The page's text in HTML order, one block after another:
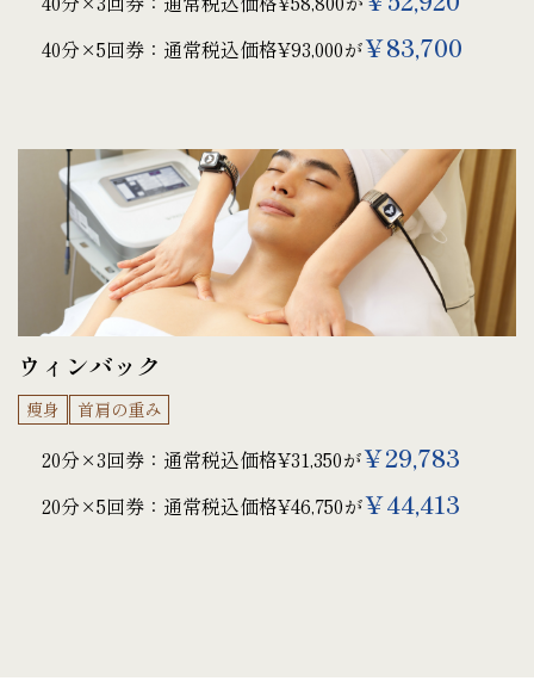
40分×5回券：通常税込価格¥93,000が￥83,700
ウィンバック
痩身 首肩の重み
20分×3回券：通常税込価格¥31,350が￥29,783
20分×5回券：通常税込価格¥46,750が￥44,413